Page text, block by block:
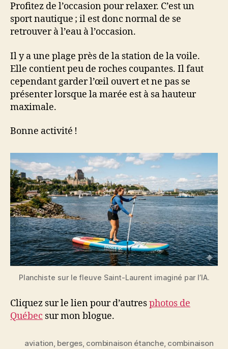
Profitez de l’occasion pour relaxer. C’est un
sport nautique ; il est donc normal de se
retrouver à l’eau à l’occasion.
Il y a une plage près de la station de la voile.
Elle contient peu de roches coupantes. Il faut
cependant garder l’œil ouvert et ne pas se
présenter lorsque la marée est à sa hauteur
maximale.
Bonne activité !
Planchiste sur le fleuve Saint-Laurent imaginé par l’IA.
Cliquez sur le lien pour d’autresphotos de
Québec sur mon blogue.
aviation, berges, combinaison étanche, combinaison